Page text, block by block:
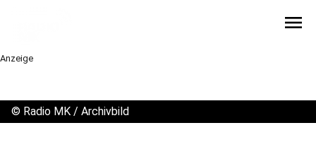
menu
Anzeige
© Radio MK / Archivbild